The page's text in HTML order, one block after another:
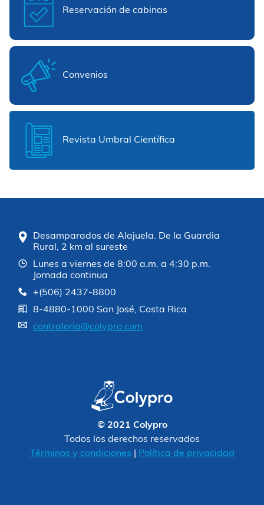
Reservación de cabinas
Convenios
Revista Umbral Científica
Desamparados de Alajuela. De la Guardia
Rural, 2 km al sureste
Lunes a viernes de 8:00 a.m. a 4:30 p.m.
Jornada continua
+(506) 2437-8800
8-4880-1000 San José, Costa Rica
contraloria@colypro.com
© 2021 Colypro
Todos los derechos reservados
Términos y condiciones
Política de privacidad